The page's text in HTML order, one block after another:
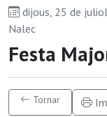
dijous, 25 de
Nalec
Festa
Tornar